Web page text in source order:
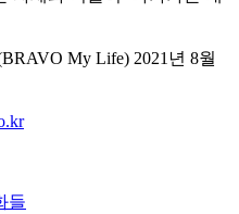
My Life) 2021년 8월
들